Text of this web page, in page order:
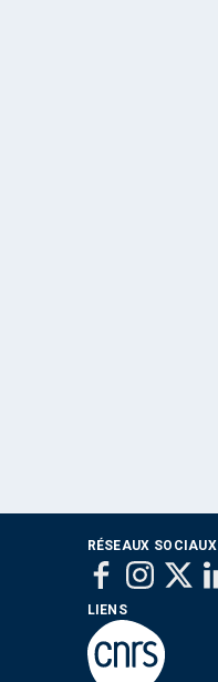
RÉSEAUX SOCIAUX
LIENS